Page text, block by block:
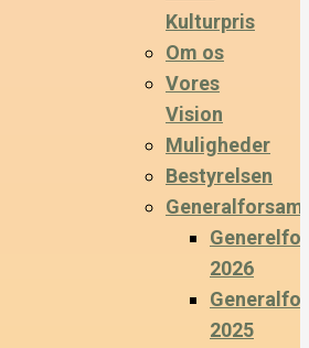
Kulturpris
Om os
Vores
Vision
Muligheder
Bestyrelsen
2026
2025